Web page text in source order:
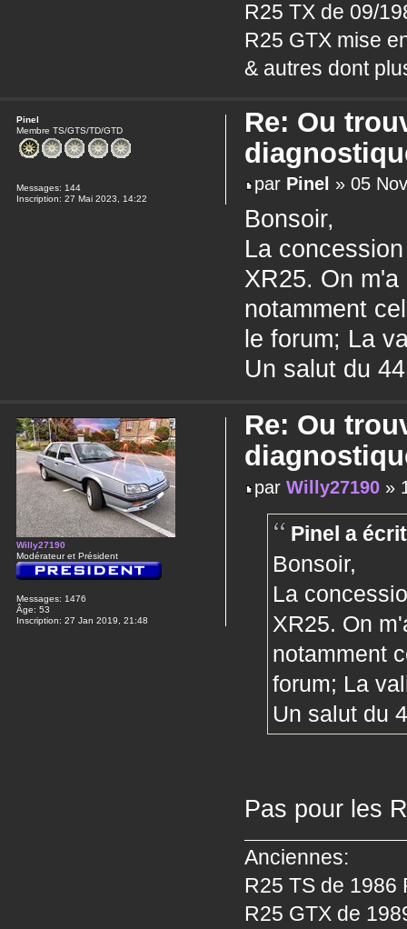
R25 TX de 09/
R25 GTX mise
& autres dont
Re: Ou
par Pinel » 05
Bonsoir,
La
XR25. On
notamment
le forum; La
Un salut du 44
Pinel
Membre TS/GTS/TD/GTD
Messages: 144
Inscription: 27 Mai 2023, 14:22
Re: Ou
parWilly27190 »
Pinel a
Bonsoir,
La
XR25. On
notamment
forum; La
Un salut du
Pas pour les
Anciennes:
R25 TS de 1986
R25 GTX de
Willy27190
Modérateur et Président
Messages: 1476
Âge: 53
Inscription: 27 Jan 2019, 21:48